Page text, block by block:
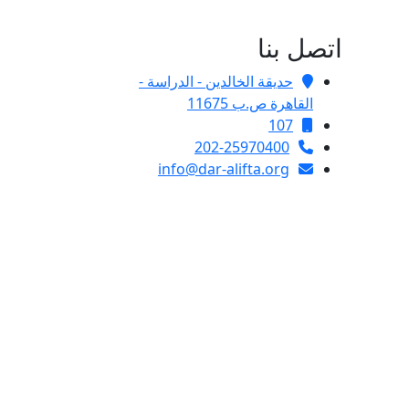
اتصل بنا
حديقة الخالدين - الدراسة -
القاهرة ص.ب 11675
107
202-25970400
info@dar-alifta.org